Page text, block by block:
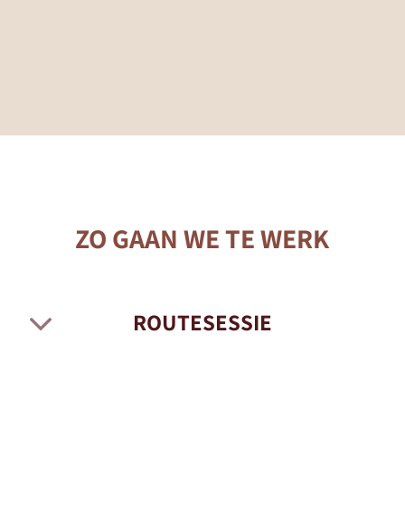
ZO GAAN WE TE WERK
ROUTESESSIE